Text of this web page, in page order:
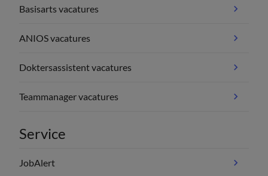
Basisarts vacatures
ANIOS vacatures
Doktersassistent vacatures
Teammanager vacatures
Service
JobAlert